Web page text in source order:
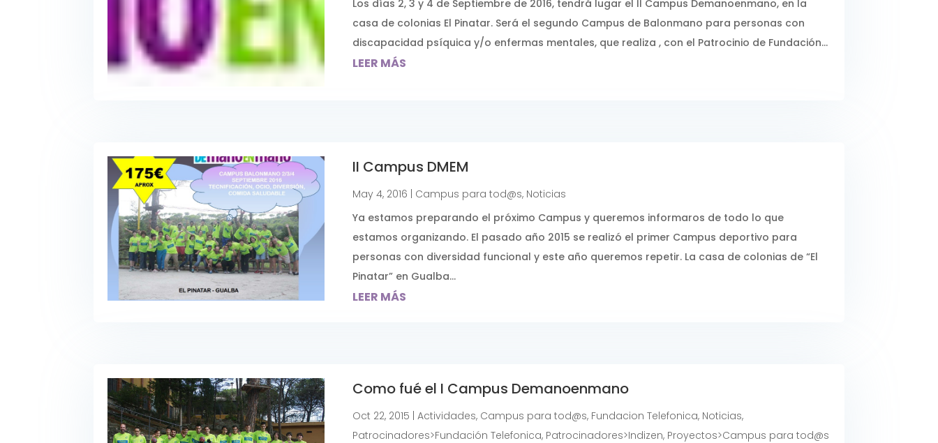
Los días 2, 3 y 4 de Septiembre de 2016, tendrá lugar el II Campus Demanoenmano, en la
casa de colonias El Pinatar. Será el segundo Campus de Balonmano para personas con
discapacidad psíquica y/o enfermas mentales, que realiza , con el Patrocinio de Fundación...
LEER MÁS
II Campus DMEM
May 4, 2016 | Campus para tod@s, Noticias
Ya estamos preparando el próximo Campus y queremos informaros de todo lo que
estamos organizando. El pasado año 2015 se realizó el primer Campus deportivo para
personas con diversidad funcional y este año queremos repetir. La casa de colonias de “El
Pinatar” en Gualba...
LEER MÁS
Como fué el I Campus Demanoenmano
Oct 22, 2015 | Actividades, Campus para tod@s, Fundacion Telefonica, Noticias,
Patrocinadores>Fundación Telefonica, Patrocinadores>Indizen, Proyectos>Campus para tod@s